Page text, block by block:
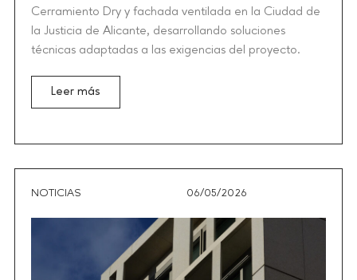
Cerramiento Dry y fachada ventilada en la Ciudad de
la Justicia de Alicante, desarrollando soluciones
técnicas adaptadas a las exigencias del proyecto.
Leer más
NOTICIAS 06/05/2026